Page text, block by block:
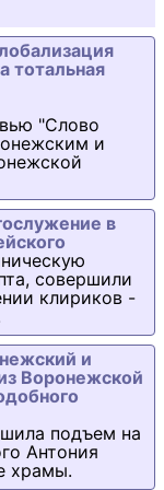
тотальная
"Слово
и
в
совершили
клириков -
и
Воронежской
подъем на
Антония
храмы.